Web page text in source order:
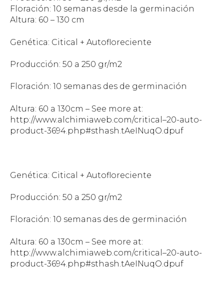
Floración: 10 semanas desde la germinación
Altura: 60 – 130 cm
Genética: Citical + Autofloreciente
Producción: 50 a 250 gr/m2
Floración: 10 semanas des de germinación
Altura: 60 a 130cm – See more at:
http://www.alchimiaweb.com/critical–20-auto-
product-3694.php#sthash.tAeINuqO.dpuf
Genética: Citical + Autofloreciente
Producción: 50 a 250 gr/m2
Floración: 10 semanas des de germinación
Altura: 60 a 130cm – See more at:
http://www.alchimiaweb.com/critical–20-auto-
product-3694.php#sthash.tAeINuqO.dpuf